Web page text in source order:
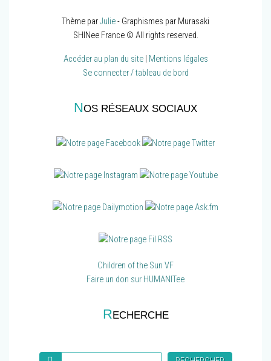
Thème parJulie- Graphismes par Murasaki
SHINee France © All rights reserved.
Accéder au plan du site| Mentions légales
Se connecter / tableau de bord
NOS RÉSEAUX SOCIAUX
Children of the Sun VF
Faire un don sur HUMANITee
RECHERCHE